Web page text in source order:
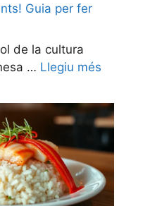
Guia per fer
de la cultura
… Llegiu més